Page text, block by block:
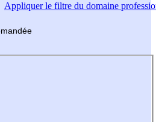
Appliquerle filtre du domaine